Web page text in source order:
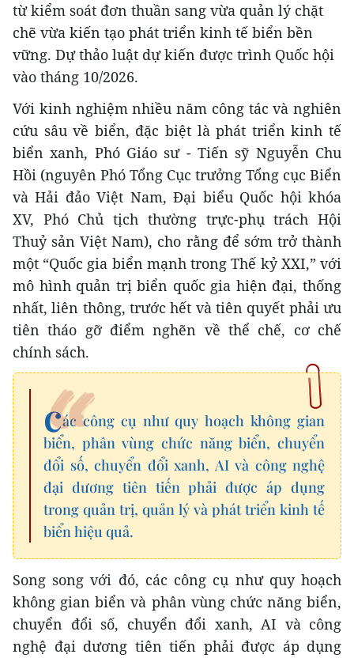
từ kiểm soát đơn thuần sang vừa quản lý chặt
chẽ vừa kiến tạo phát triển kinh tế biển bền
vững. Dự thảo luật dự kiến được trình Quốc hội
vào tháng 10/2026.
Với kinh nghiệm nhiều năm công tác và nghiên
cứu sâu về biển, đặc biệt là phát triển kinh tế
biển xanh, Phó Giáo sư - Tiến sỹ Nguyễn Chu
Hồi (nguyên Phó Tổng Cục trưởng Tổng cục Biển
và Hải đảo Việt Nam, Đại biểu Quốc hội khóa
XV, Phó Chủ tịch thường trực-phụ trách Hội
Thuỷ sản Việt Nam), cho rằng để sớm trở thành
một “Quốc gia biển mạnh trong Thế kỷ XXI,” với
mô hình quản trị biển quốc gia hiện đại, thống
nhất, liên thông, trước hết và tiên quyết phải ưu
tiên tháo gỡ điểm nghẽn về thể chế, cơ chế
chính sách.
các công cụ như quy hoạch không gian
biển, phân vùng chức năng biển, chuyển
đổi số, chuyển đổi xanh, AI và công nghệ
đại dương tiên tiến phải được áp dụng
trong quản trị, quản lý và phát triển kinh tế
biển hiệu quả.
Song song với đó, các công cụ như quy hoạch
không gian biển và phân vùng chức năng biển,
chuyển đổi số, chuyển đổi xanh, AI và công
nghệ đại dương tiên tiến phải được áp dụng